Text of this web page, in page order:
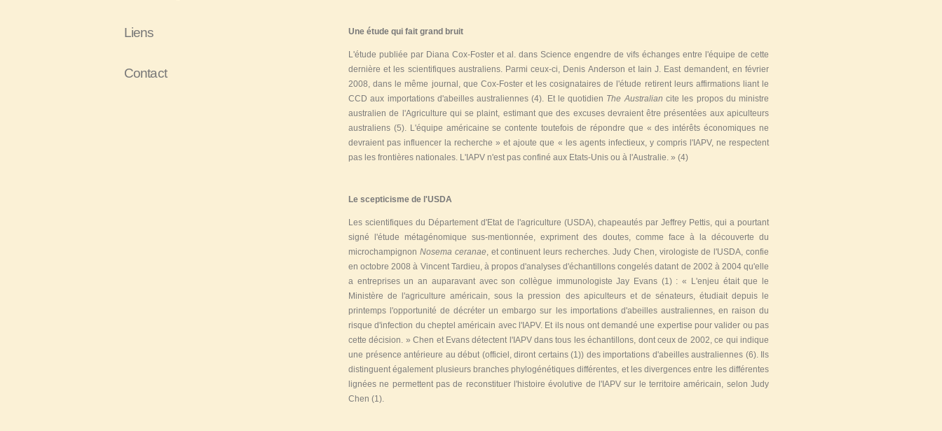
Une étude qui fait grand bruit
L'étude publiée par Diana Cox-Foster et al. dans Science engendre de vifs échanges entre l'équipe de cette
dernière et les scientifiques australiens. Parmi ceux-ci, Denis Anderson et Iain J. East demandent, en février
2008, dans le même journal, que Cox-Foster et les cosignataires de l'étude retirent leurs affirmations liant le
CCD aux importations d'abeilles australiennes(4). Et le quotidien The Australian cite les propos du ministre
australien de l'Agriculture qui se plaint, estimant que des excuses devraient être présentées aux apiculteurs
australiens (5). L'équipe américaine se contente toutefois de répondre que « des intérêts économiques ne
devraient pas influencer la recherche » et ajoute que « les agents infectieux, y compris l'IAPV, ne respectent
pas les frontières nationales. L'IAPV n'est pas confiné aux Etats-Unis ou à l'Australie. » (4)
Le scepticisme de l'USDA
Les scientifiques du Département d'Etat de l'agriculture (USDA), chapeautés par Jeffrey Pettis, qui a pourtant
signé l'étude métagénomique sus-mentionnée, expriment des doutes, comme face à la découverte du
microchampignon Nosema ceranae, et continuent leurs recherches. Judy Chen, virologiste de l'USDA, confie
en octobre 2008 à Vincent Tardieu, à propos d'analyses d'échantillons congelés datant de 2002 à 2004 qu'elle
a entreprises un an auparavant avec son collègue immunologiste Jay Evans (1): « L'enjeu était que le
Ministère de l'agriculture américain, sous la pression des apiculteurs et de sénateurs, étudiait depuis le
printemps l'opportunité de décréter un embargo sur les importations d'abeilles australiennes, en raison du
risque d'infection du cheptel américain avec l'IAPV. Et ils nous ont demandé une expertise pour valider ou pas
cette décision. » Chen et Evans détectent l'IAPV dans tous les échantillons, dont ceux de 2002, ce qui indique
une présence antérieure au début (officiel, diront certains (1)) des importations d'abeilles australiennes (6). Ils
distinguent également plusieurs branches phylogénétiques différentes, et les divergences entre les différentes
lignées ne permettent pas de reconstituer l'histoire évolutive de l'IAPV sur le territoire américain, selon Judy
Chen (1).
Liens
Contact